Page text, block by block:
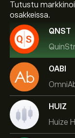
Tutustu
osakkeissa.
QNST
OABI
HUIZ
Huize